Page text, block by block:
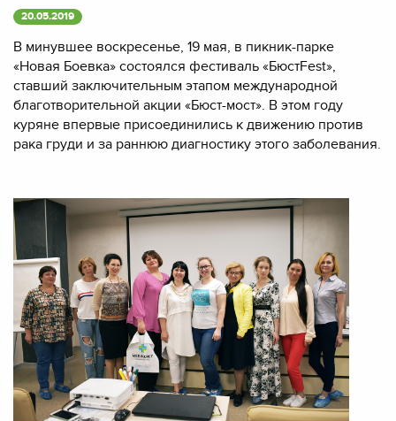
20.05.2019
В минувшее воскресенье, 19 мая, в пикник-парке
«Новая Боевка» состоялся фестиваль «БюстFest»,
ставший заключительным этапом международной
благотворительной акции «Бюст-мост». В этом году
куряне впервые присоединились к движению против
рака груди и за раннюю диагностику этого заболевания.